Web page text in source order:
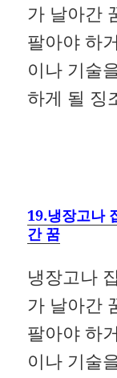
가 날아간
팔아야 하
이나 기술
하게 될 징
19.냉장고나
간 꿈
냉장고나
가 날아간
팔아야 하
이나 기술